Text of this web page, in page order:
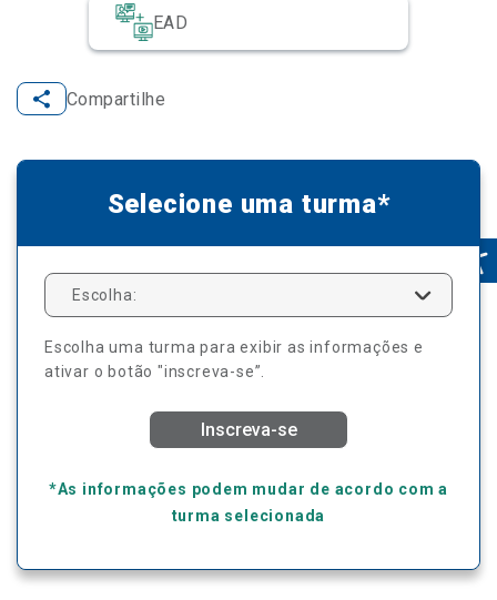
EAD
Compartilhe
Selecione uma turma*
Escolha:
Escolha uma turma para exibir as informações e
ativar o botão "inscreva-se”.
Inscreva-se
*As informações podem mudar de acordo com a
turma selecionada